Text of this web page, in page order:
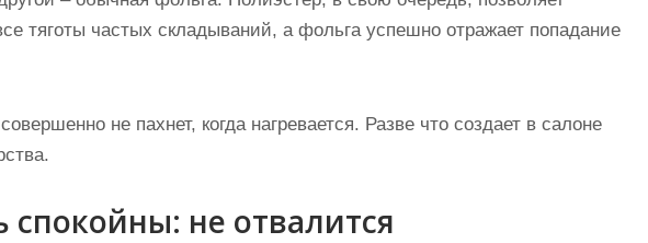
тяготы частых складываний, а фольга успешно отражает попадание
не пахнет, когда нагревается. Разве что создает в салоне
не отвалится